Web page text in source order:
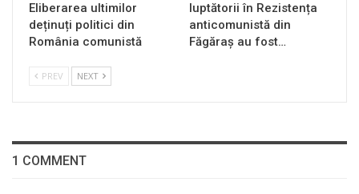
Eliberarea ultimilor
deținuți politici din
România comunistă
luptătorii în Rezistența
anticomunistă din
Făgăraș au fost…
PREV NEXT
1 COMMENT